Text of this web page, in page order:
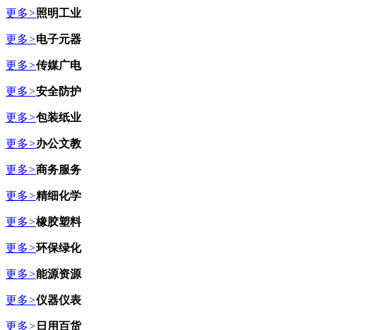
更多>照明工业
更多>电子元器
更多>传媒广电
更多>安全防护
更多>包装纸业
更多>办公文教
更多>商务服务
更多>精细化学
更多>橡胶塑料
更多>环保绿化
更多>能源资源
更多>仪器仪表
更多> 日用百货